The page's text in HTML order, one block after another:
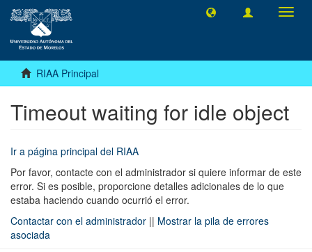
RIAA Principal
Timeout waiting for idle object
Ir a página principal del RIAA
Por favor, contacte con el administrador si quiere informar de este
error. Si es posible, proporcione detalles adicionales de lo que
estaba haciendo cuando ocurrió el error.
Contactar con el administrador || Mostrar la pila de errores
asociada